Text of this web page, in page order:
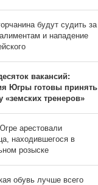
будут судить за
и нападение
вакансий:
Югры готовы принять
«земских тренеров»
арестовали
находившегося в
розыске
обувь лучше всего